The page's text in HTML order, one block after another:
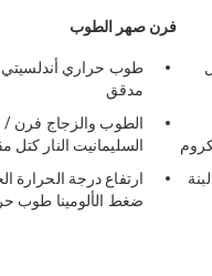
فرن صهر الطوب
طوب حراري
مدقق
الطوب والزجاج فرن
السليمانيت النار كتل
ارتفاع درجة الحرارة
ضغط الألومينا طوب